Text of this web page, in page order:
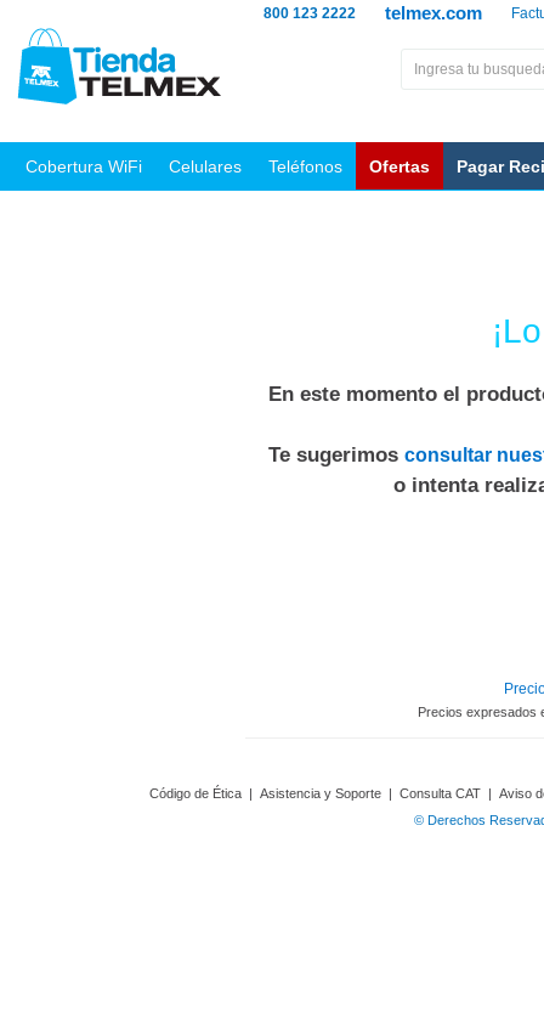
telmex.com
800 123 2222
Cobertura WiFi Celulares Teléfonos Ofertas Pagar
En este momento el
Te sugerimos consultar
o intenta
Precios expresados
Código de Ética | Asistencia y Soporte | Consulta CAT | Aviso
© Derechos